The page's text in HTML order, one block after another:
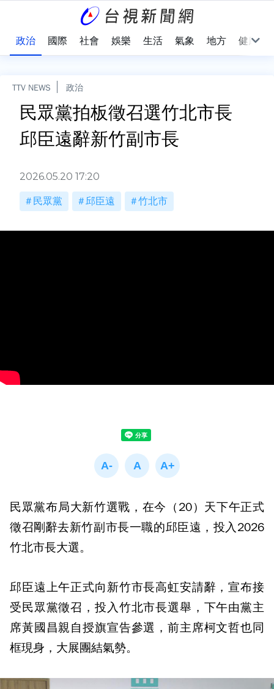
政治 國際 社會 娛樂 生活 氣象 地方 健康
TTV NEWS 政治
民眾黨拍板徵召選竹北市長
邱臣遠辭新竹副市長
2026.05.20 17:20
民眾黨 邱臣遠 竹北市
民眾黨布局大新竹選戰，在今（20）天下午正式
徵召剛辭去新竹副市長一職的邱臣遠，投入2026
竹北市長大選。
邱臣遠上午正式向新竹市長高虹安請辭，宣布接
受民眾黨徵召，投入竹北市長選舉，下午由黨主
席黃國昌親自授旗宣告參選，前主席柯文哲也同
框現身，大展團結氣勢。